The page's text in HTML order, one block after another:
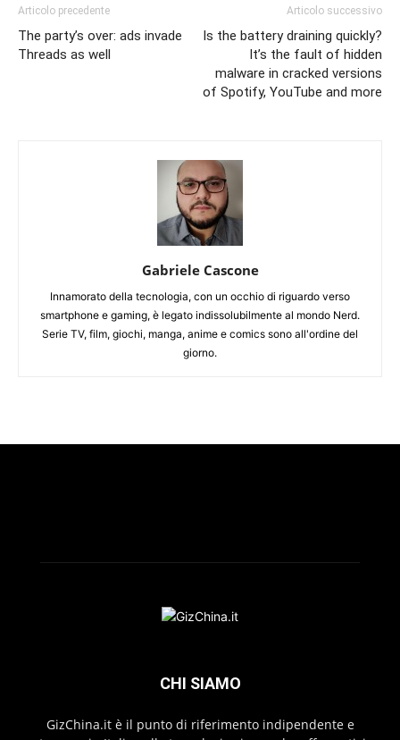
Articolo precedente
The party’s over: ads invade
Threads as well
Articolo successivo
Is the battery draining quickly?
It’s the fault of hidden
malware in cracked versions
of Spotify, YouTube and more
Gabriele Cascone
Innamorato della tecnologia, con un occhio di riguardo verso
smartphone e gaming, è legato indissolubilmente al mondo Nerd.
Serie TV, film, giochi, manga, anime e comics sono all'ordine del
giorno.
CHI SIAMO
GizChina.it è il punto di riferimento indipendente e